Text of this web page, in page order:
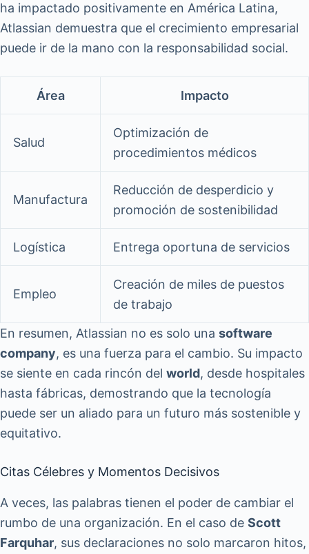
ha impactado positivamente en América Latina,
Atlassian demuestra que el crecimiento empresarial
puede ir de la mano con la responsabilidad social.
Área Impacto
Salud
Optimización de
procedimientos médicos
Manufactura
Reducción de desperdicio y
promoción de sostenibilidad
Logística Entrega oportuna de servicios
Empleo
Creación de miles de puestos
de trabajo
En resumen, Atlassian no es solo una software
company, es una fuerza para el cambio. Su impacto
se siente en cada rincón del world, desde hospitales
hasta fábricas, demostrando que la tecnología
puede ser un aliado para un futuro más sostenible y
equitativo.
Citas Célebres y Momentos Decisivos
A veces, las palabras tienen el poder de cambiar el
rumbo de una organización. En el caso de Scott
Farquhar, sus declaraciones no solo marcaron hitos,